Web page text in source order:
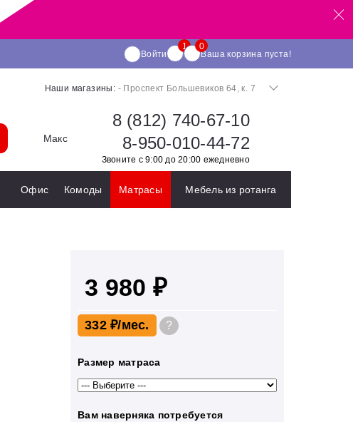
Войти Ваша корзина пуста!
Наши магазины: - Проспект Большевиков 64, к. 7
Макс
8 (812) 740-67-10
8-950-010-44-72
Звоните с 9:00 до 20:00 ежедневно
Офис Комоды Матрасы Мебель из ротанга
3 980 ₽
332 ₽ ?
Размер матраса
Вам наверняка потребуется